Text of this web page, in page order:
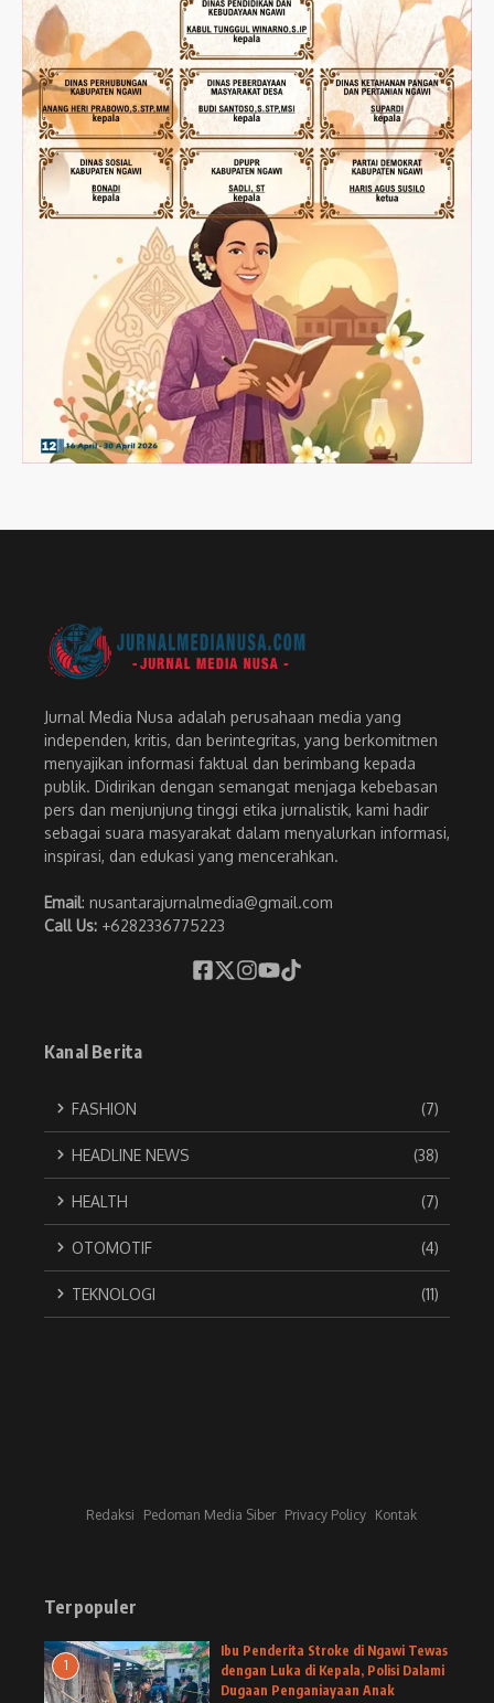
Jurnal Media Nusa adalah perusahaan media yang
independen, kritis, dan berintegritas, yang berkomitmen
menyajikan informasi faktual dan berimbang kepada
publik. Didirikan dengan semangat menjaga kebebasan
pers dan menjunjung tinggi etika jurnalistik, kami hadir
sebagai suara masyarakat dalam menyalurkan informasi,
inspirasi, dan edukasi yang mencerahkan.
Email: nusantarajurnalmedia@gmail.com
Call Us: +6282336775223
Kanal Berita
FASHION (7)
HEADLINE NEWS (38)
HEALTH (7)
OTOMOTIF (4)
TEKNOLOGI (11)
Redaksi Pedoman Media Siber Privacy Policy Kontak
Terpopuler
1
Ibu Penderita Stroke di Ngawi Tewas
dengan Luka di Kepala, Polisi Dalami
Dugaan Penganiayaan Anak